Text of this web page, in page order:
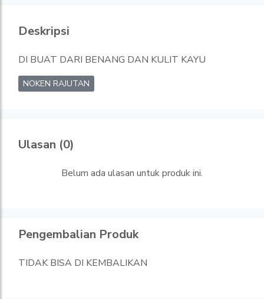
Deskripsi
DI BUAT DARI BENANG DAN KULIT KAYU
NOKEN RAJUTAN
Ulasan (0)
Belum ada ulasan untuk produk ini.
Pengembalian Produk
TIDAK BISA DI KEMBALIKAN